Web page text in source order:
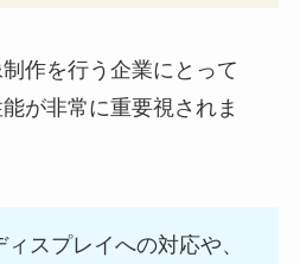
作を行う企業にとって
が非常に重要視されま
スプレイへの対応や、